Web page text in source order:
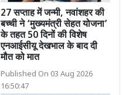
27 सप्ताह में जन्मी, नवांशहर की
बच्ची ने ‘मुख्यमंत्री सेहत योजना’
के तहत 50 दिनों की विशेष
एनआईसीयू देखभाल के बाद दी
मौत को मात
Published On 03 Aug 2026
16:50:47